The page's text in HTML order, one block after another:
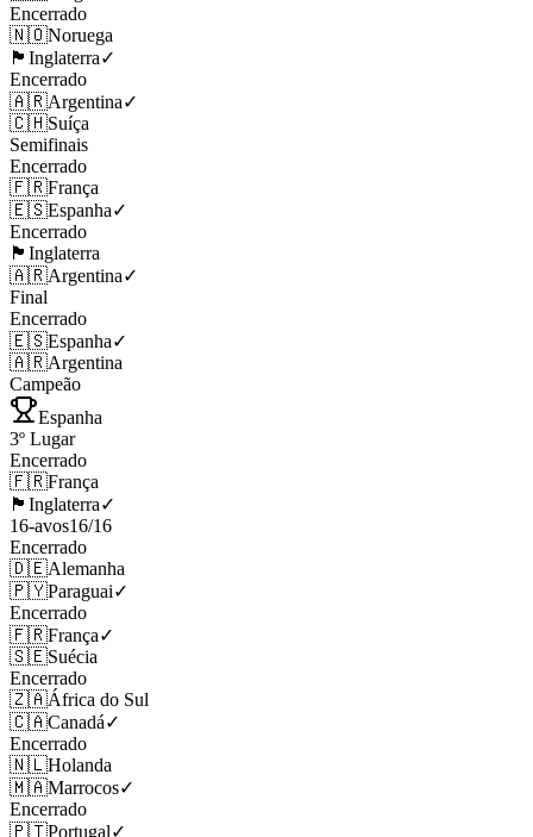
Encerrado
🇳🇴Noruega
🏴󠁧󠁢󠁥󠁮󠁧󠁿 Inglaterra✓
Encerrado
🇦🇷Argentina✓
🇨🇭Suíça
Semifinais
Encerrado
🇫🇷França
🇪🇸Espanha✓
Encerrado
🏴󠁧󠁢󠁥󠁮󠁧󠁿 Inglaterra
🇦🇷Argentina✓
Final
Encerrado
🇪🇸Espanha✓
🇦🇷Argentina
Campeão
Espanha
3º Lugar
Encerrado
🇫🇷França
🏴󠁧󠁢󠁥󠁮󠁧󠁿 Inglaterra✓
16-avos16/16
Encerrado
🇩🇪Alemanha
🇵🇾Paraguai✓
Encerrado
🇫🇷França✓
🇸🇪Suécia
Encerrado
🇿🇦África do Sul
🇨🇦Canadá✓
Encerrado
🇳🇱Holanda
🇲🇦Marrocos✓
Encerrado
🇵🇹Portugal✓